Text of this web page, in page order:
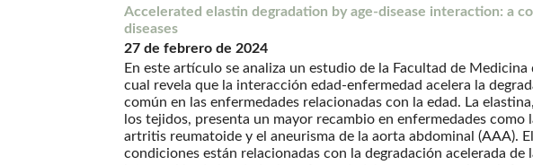
Accelerated elastin degradation by age-disease interaction: a
diseases
27 de febrero de 2024
En este artículo se analiza un estudio de la Facultad de
cual revela que la interacción edad-enfermedad acelera la
común en las enfermedades relacionadas con la edad. La
los tejidos, presenta un mayor recambio en enfermedades como
artritis reumatoide y el aneurisma de la aorta abdominal (AAA).
condiciones están relacionadas con la degradación acelerada de